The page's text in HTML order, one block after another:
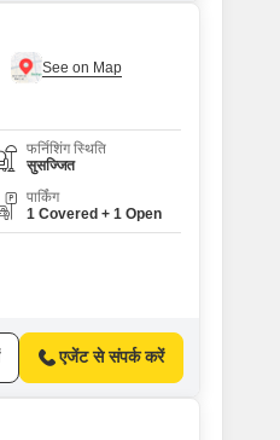
फर्निशिंग स्थिति
सुसज्जित
पार्किंग
1 Covered + 1 Open
एजेंट से संपर्क करें